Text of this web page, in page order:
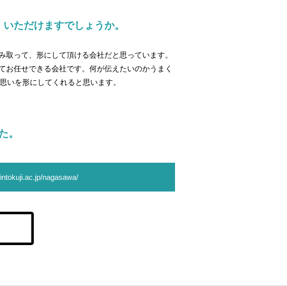
ただけますでしょうか。
って、形にして頂ける会社だと思っています。
任せできる会社です。何が伝えたいのかうまく
いを形にしてくれると思います。
。
nagasawa/